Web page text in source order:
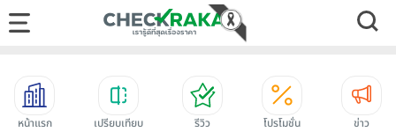
หน้าแรก เปรียบเทียบ รีวิว โปรโมชั่น ข่าว